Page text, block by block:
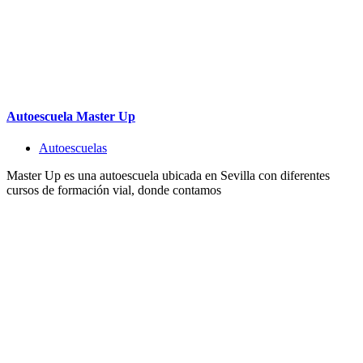
Autoescuela Master Up
Autoescuelas
Master Up es una autoescuela ubicada en Sevilla con diferentes
cursos de formación vial, donde contamos